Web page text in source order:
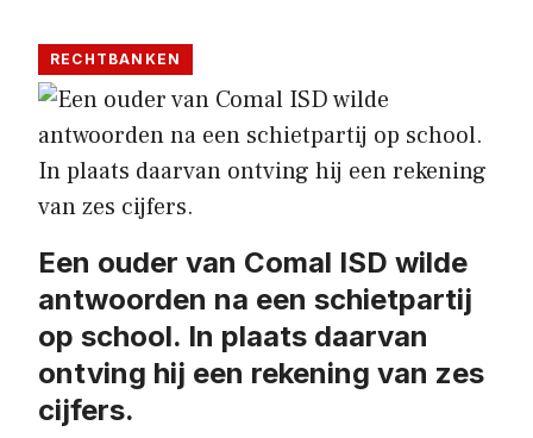
RECHTBANKEN
Een ouder van Comal ISD wilde
antwoorden na een schietpartij
op school. In plaats daarvan
ontving hij een rekening van zes
cijfers.